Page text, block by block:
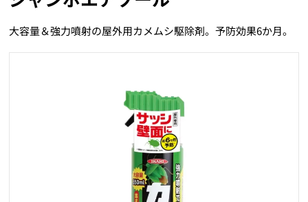
大容量＆強力噴射の屋外用カメムシ駆除剤。予防効果6か月。